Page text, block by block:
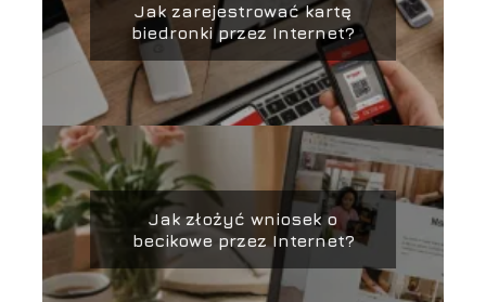
Jak zarejestrować kartę
biedronki przez Internet?
Jak złożyć wniosek o
becikowe przez Internet?